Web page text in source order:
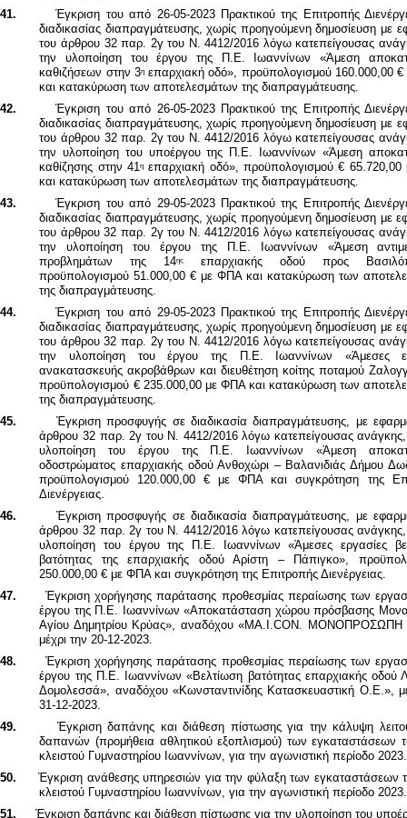
Έγκριση του από 26-05-2023 Πρακτικού της Επιτροπής
διαδικασίας διαπραγμάτευσης, χωρίς προηγούμενη δημοσίευσημε
του άρθρου 32 παρ. 2γ του Ν. 4412/2016 λόγω κατεπείγουσας
την υλοποίηση του έργου της Π.Ε. Ιωαννίνων «Άμεση
καθιζήσεων στην 3ηεπαρχιακή οδό», προϋπολογισμού 160.000,00
και κατακύρωση των αποτελεσμάτων της διαπραγμάτευσης.
Έγκριση του από 26-05-2023 Πρακτικού της Επιτροπής
διαδικασίας διαπραγμάτευσης, χωρίς προηγούμενη δημοσίευσημε
του άρθρου 32 παρ. 2γ του Ν. 4412/2016 λόγω κατεπείγουσας
την υλοποίηση του υποέργου της Π.Ε. Ιωαννίνων «Άμεση
καθίζησης στην 41η επαρχιακή οδό», προϋπολογισμού €
και κατακύρωση των αποτελεσμάτων της διαπραγμάτευσης.
Έγκριση του από 29-05-2023 Πρακτικού της Επιτροπής
διαδικασίας διαπραγμάτευσης, χωρίς προηγούμενη δημοσίευση με
του άρθρου 32 παρ. 2γ του Ν. 4412/2016 λόγω κατεπείγουσας
την υλοποίηση του έργου της Π.Ε. Ιωαννίνων «Άμεση
προβλημάτων της 14ης
επαρχιακής οδού προς
προϋπολογισμού 51.000,00 € με ΦΠΑκαι κατακύρωση των
της διαπραγμάτευσης.
Έγκριση του από 29-05-2023 Πρακτικού της Επιτροπής
διαδικασίας διαπραγμάτευσης, χωρίς προηγούμενη δημοσίευση με
του άρθρου 32 παρ. 2γ του Ν. 4412/2016 λόγω κατεπείγουσας
την υλοποίηση του έργου της Π.Ε. Ιωαννίνων «Άμεσες
ανακατασκευής ακροβάθρων και διευθέτηση κοίτης ποταμού
προϋπολογισμού € 235.000,00 με ΦΠΑκαι κατακύρωση των
της διαπραγμάτευσης.
Έγκριση προσφυγής σε διαδικασία διαπραγμάτευσης, με
άρθρου 32 παρ. 2γ του Ν. 4412/2016 λόγω κατεπείγουσας ανάγκης,
υλοποίηση του έργου της Π.Ε. Ιωαννίνων «Άμεση
οδοστρώματος επαρχιακής οδού Ανθοχώρι – Βαλανιδιάς Δήμου
προϋπολογισμού 120.000,00 € με ΦΠΑ και συγκρότηση της
Διενέργειας.
Έγκριση προσφυγής σε διαδικασία διαπραγμάτευσης, με
άρθρου 32 παρ. 2γ του Ν. 4412/2016 λόγω κατεπείγουσας ανάγκης,
υλοποίηση του έργου της Π.Ε. Ιωαννίνων «Άμεσες εργασίες
βατότητας της επαρχιακής οδού Αρίστη – Πάπιγκο»,
250.000,00 € με ΦΠΑ και συγκρότηση της Επιτροπής Διενέργειας.
Έγκριση χορήγησης παράτασης προθεσμίας περαίωσης των
έργου της Π.Ε. Ιωαννίνων«Αποκατάσταση χώρου πρόσβασης
Αγίου Δημητρίου Κρύας», αναδόχου «MA. .CON. ΜΟΝΟΠΡΟΣΩΠΗ
μέχρι την 20-12-2023.
Έγκριση χορήγησης παράτασης προθεσμίας περαίωσης των
έργου της Π.Ε. Ιωαννίνων «Βελτίωση βατότητας επαρχιακής οδού
Δομολεσσά», αναδόχου «Κωνσταντινίδης Κατασκευαστική Ο.Ε.»,
31-12-2023.
Έγκριση δαπάνης και διάθεση πίστωσης για την κάλυψη
δαπανών (προμήθεια αθλητικού εξοπλισμού) των εγκαταστάσεων
κλειστού Γυμναστηρίου Ιωαννίνων, για την αγωνιστική περίοδο 2023.
Έγκριση ανάθεσης υπηρεσιών για την φύλαξη των εγκαταστάσεων
κλειστού Γυμναστηρίου Ιωαννίνων, για την αγωνιστική περίοδο 2023.
Έγκριση δαπάνης και διάθεση πίστωσης για την υλοποίηση του